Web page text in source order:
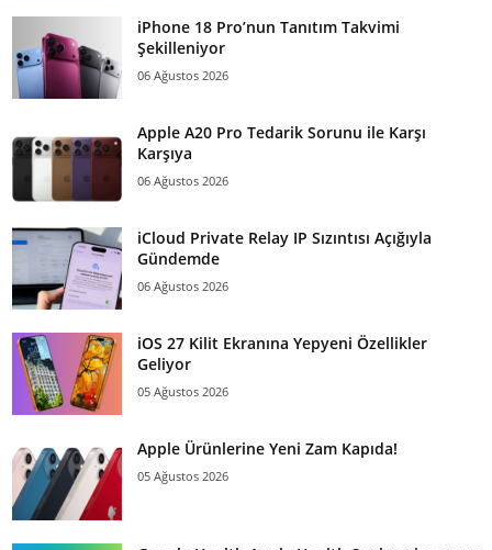
iPhone 18 Pro’nun Tanıtım Takvimi
Şekilleniyor
06 Ağustos 2026
Apple A20 Pro Tedarik Sorunu ile Karşı
Karşıya
06 Ağustos 2026
iCloud Private Relay IP Sızıntısı Açığıyla
Gündemde
06 Ağustos 2026
iOS 27 Kilit Ekranına Yepyeni Özellikler
Geliyor
05 Ağustos 2026
Apple Ürünlerine Yeni Zam Kapıda!
05 Ağustos 2026